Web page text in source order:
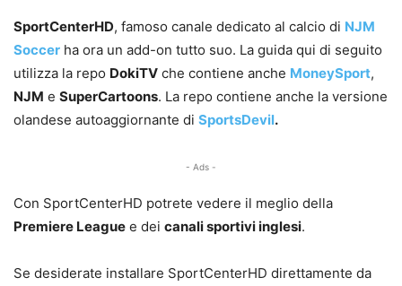
SportCenterHD, famoso canale dedicato al calcio di NJM
Soccer ha ora un add-on tutto suo. La guida qui di seguito
utilizza la repo DokiTV che contiene anche MoneySport,
NJM e SuperCartoons. La repo contiene anche la versione
olandese autoaggiornante di SportsDevil.
- Ads -
Con SportCenterHD potrete vedere il meglio della
Premiere League e dei canali sportivi inglesi.
Se desiderate installare SportCenterHD direttamente da